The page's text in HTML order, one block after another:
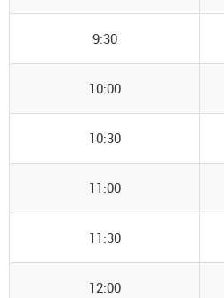
9:30
10:00
10:30
11:00
11:30
12:00